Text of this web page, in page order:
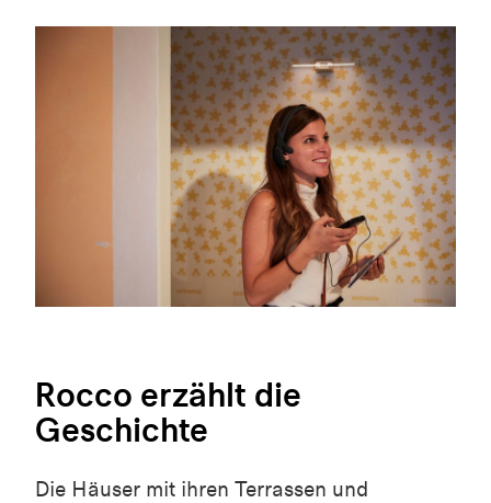
Rocco erzählt die
Geschichte
Die Häuser mit ihren Terrassen und